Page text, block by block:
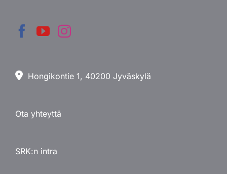
Hongikontie 1, 40200 Jyväskylä
Ota yhteyttä
SRK:n intra